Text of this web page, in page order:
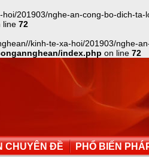
201903/nghe-an-cong-bo-dich-
line 72
kinh-te-xa-hoi/201903/nghe-
index.php on line 72
CHUYÊN ĐỀ PHỔ BIẾN